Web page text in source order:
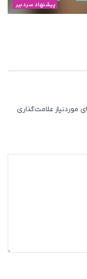
پیشنهاد سردبیر
علامت‌گذاری